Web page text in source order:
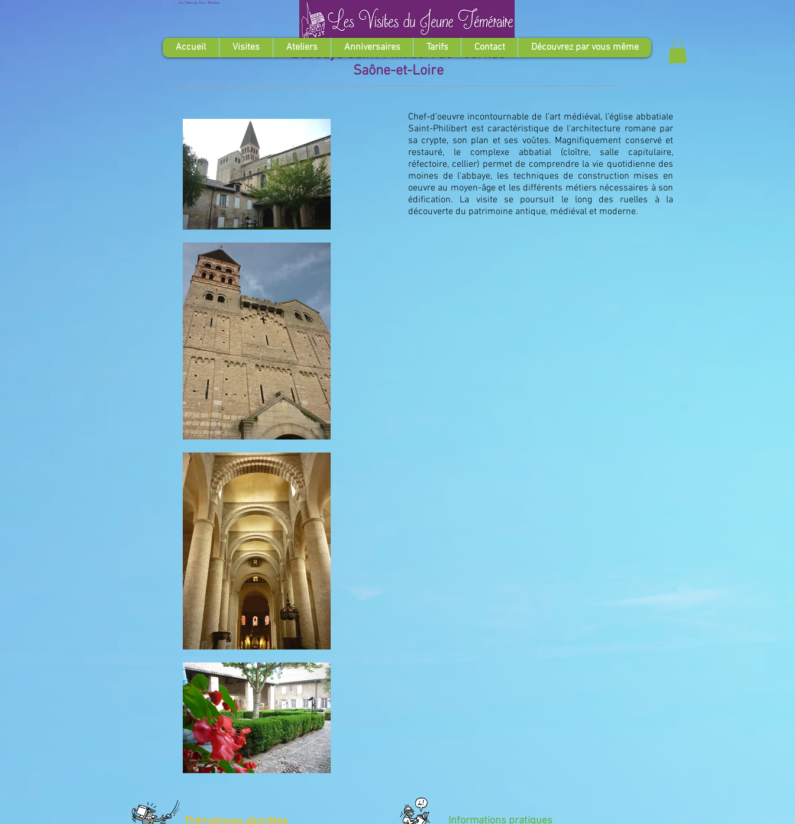
Les Visites du Jeune Téméraire
Accueil Visites Ateliers Anniversaires Tarifs Contact Découvrez par vous même
L'abbaye Saint-Philibert de Tournus
Saône-et-Loire
Chef-d’oeuvre incontournable de l’art médiéval, l’église abbatiale
Saint-Philibert est caractéristique de l’architecture romane par
sa crypte, son plan et ses voûtes. Magnifiquement conservé et
restauré, le complexe abbatial (cloître, salle capitulaire,
réfectoire, cellier) permet de comprendre la vie quotidienne des
moines de l’abbaye, les techniques de construction mises en
oeuvre au moyen-âge et les différents métiers nécessaires à son
édification. La visite se poursuit le long des ruelles à la
découverte du patrimoine antique, médiéval et moderne.
Informations pratiques